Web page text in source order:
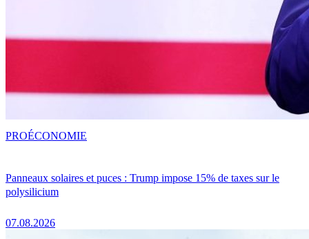
Panneaux solaires et puces : Trump impose 15% de taxes sur le
polysilicium
07.08.2026
PROÉCONOMIE